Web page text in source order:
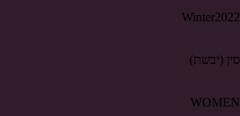
Winter2022
סין (יבשת)
WOMEN